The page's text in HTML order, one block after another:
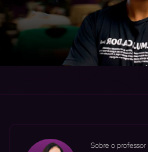
Sobre o professor